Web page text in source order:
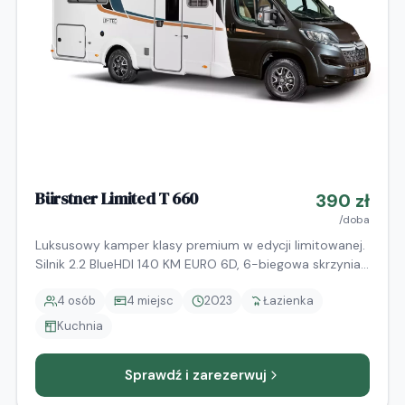
Bürstner Limited T 660 390 zł
/doba
Luksusowy kamper klasy premium w edycji limitowanej.
Silnik 2.2 BlueHDI 140 KM EURO 6D, 6-biegowa skrzynia
woda bez podłączenia do sieci. Długość 6,95 m.
Elektryczne, chowane łóżko dwuosobowe, lodówka
szyberdach. Markiza THULE Black z oświetleniem LED,
system Pioneer z Android Auto i Apple CarPlay, kamera
cofania, ISOFIX. Winter package: ogrzewane siedzenia i
4 osób 4 miejsc 2023
Łazienka
Kuchnia
Sprawdź i zarezerwuj